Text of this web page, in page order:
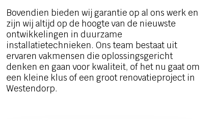
Bovendien bieden wij garantie op al ons werk en
zijn wij altijd op de hoogte van de nieuwste
ontwikkelingen in duurzame
installatietechnieken. Ons team bestaat uit
ervaren vakmensen die oplossingsgericht
denken en gaan voor kwaliteit, of het nu gaat om
een kleine klus of een groot renovatieproject in
Westendorp.